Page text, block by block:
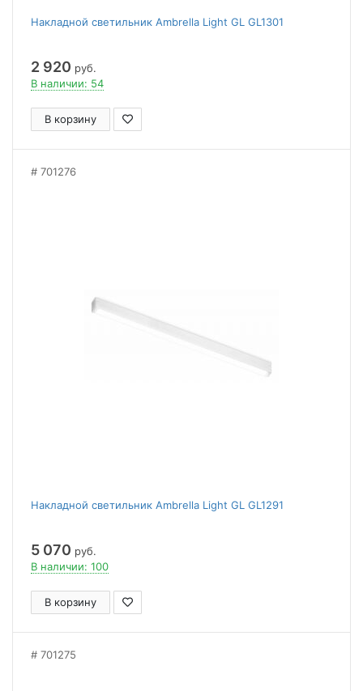
Накладной светильник Ambrella Light GL GL1301
2 920 руб.
В наличии: 54
В корзину
701276
Накладной светильник Ambrella Light GL GL1291
5 070 руб.
В наличии: 100
В корзину
701275